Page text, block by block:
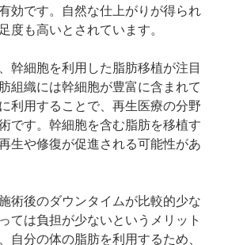
効です。自然な仕上がりが得られ
度も高いとされています。
幹細胞を利用した脂肪移植が注目
組織には幹細胞が豊富に含まれて
利用することで、再生医療の分野
です。幹細胞を含む脂肪を移植す
生や修復が促進される可能性があ
術後のダウンタイムが比較的少な
ては負担が少ないというメリット
自分の体の脂肪を利用するため、